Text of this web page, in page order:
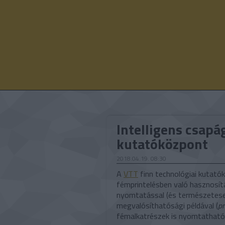
Intelligens
kutatóközpont
2018.04.19. 08:30
A VTT finn technológiai
fémprintelésben való
nyomtatással (és
megvalósíthatósági példával (
fémalkatrészek is